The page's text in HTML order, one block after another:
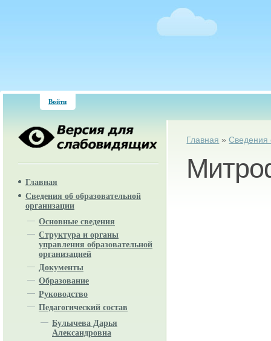
Войти
Главная
Сведения об образовательной
организации
Основные сведения
Структура и органы
управления образовательной
организацией
Документы
Образование
Руководство
Педагогический состав
Булычева Дарья
Александровна
Вы здесь
Главная »Сведения